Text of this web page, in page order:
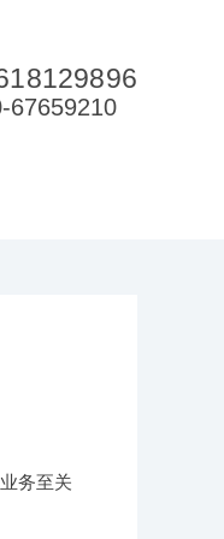
67659210
务至关